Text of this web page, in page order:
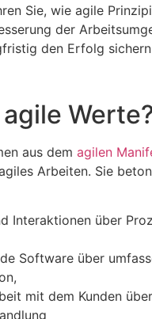
Sie, wie agile
der
den Erfolg
aus dem agilen
Arbeiten. Sie
Interaktionen über
Software über
mit dem Kunden über